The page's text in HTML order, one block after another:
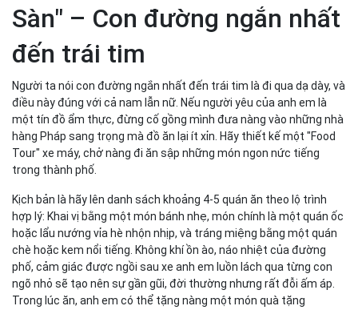
Sàn" – Con đường ngắn nhất
đến trái tim
Người ta nói con đường ngắn nhất đến trái tim là đi qua dạ dày, và
điều này đúng với cả nam lẫn nữ. Nếu người yêu của anh em là
một tín đồ ẩm thực, đừng cố gồng mình đưa nàng vào những nhà
hàng Pháp sang trọng mà đồ ăn lại ít xỉn. Hãy thiết kế một "Food
Tour" xe máy, chở nàng đi ăn sập những món ngon nức tiếng
trong thành phố.
Kịch bản là hãy lên danh sách khoảng 4-5 quán ăn theo lộ trình
hợp lý: Khai vị bằng một món bánh nhẹ, món chính là một quán ốc
hoặc lẩu nướng vỉa hè nhộn nhịp, và tráng miệng bằng một quán
chè hoặc kem nổi tiếng. Không khí ồn ào, náo nhiệt của đường
phố, cảm giác được ngồi sau xe anh em luồn lách qua từng con
ngõ nhỏ sẽ tạo nên sự gần gũi, đời thường nhưng rất đỗi ấm áp.
Trong lúc ăn, anh em có thể tặng nàng một món quà tặng